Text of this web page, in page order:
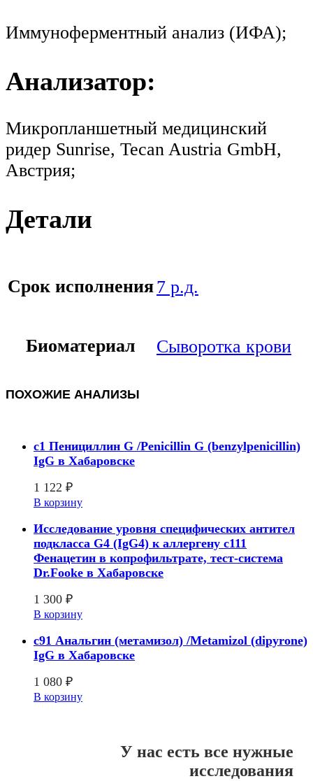
Иммуноферментный анализ (ИФА);
Анализатор:
Микропланшетный медицинский
ридер Sunrise, Tecan Austria GmbH,
Австрия;
Детали
Срок исполнения7 р.д.
Биоматериал Сыворотка крови
ПОХОЖИЕ АНАЛИЗЫ
c1 Пенициллин G /Penicillin G (benzylpenicillin)
IgG в Хабаровске
1 122 ₽
В корзину
Исследование уровня специфических антител
подкласса G4 (IgG4) к аллергену с111
Фенацетин в копрофильтрате, тест-система
Dr.Fooke в Хабаровске
1 300 ₽
В корзину
c91 Анальгин (метамизол) /Metamizol (dipyrone)
IgG в Хабаровске
1 080 ₽
В корзину
У нас есть все нужные
исследования